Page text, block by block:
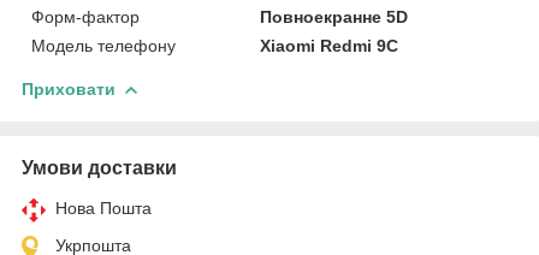
Форм-фактор
Повноекранне 5D
Модель телефону
Xiaomi Redmi 9C
Приховати
Умови доставки
Нова Пошта
Укрпошта